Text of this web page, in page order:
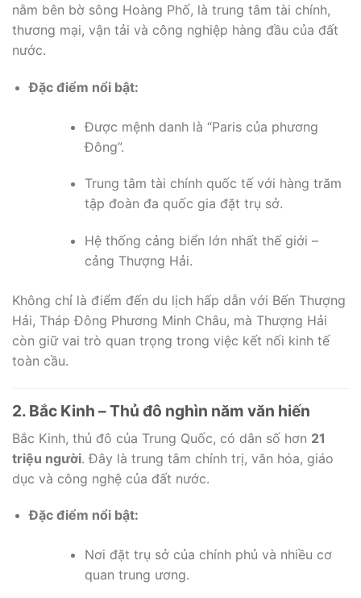
nằm bên bờ sông Hoàng Phố, là trung tâm tài chính,
thương mại, vận tải và công nghiệp hàng đầu của đất
nước.
Đặc điểm nổi bật:
Được mệnh danh là “Paris của phương
Đông”.
Trung tâm tài chính quốc tế với hàng trăm
tập đoàn đa quốc gia đặt trụ sở.
Hệ thống cảng biển lớn nhất thế giới –
cảng Thượng Hải.
Không chỉ là điểm đến du lịch hấp dẫn với Bến Thượng
Hải, Tháp Đông Phương Minh Châu, mà Thượng Hải
còn giữ vai trò quan trọng trong việc kết nối kinh tế
toàn cầu.
2. Bắc Kinh – Thủ đô nghìn năm văn hiến
Bắc Kinh, thủ đô của Trung Quốc, có dân số hơn 21
triệu người. Đây là trung tâm chính trị, văn hóa, giáo
dục và công nghệ của đất nước.
Đặc điểm nổi bật:
Nơi đặt trụ sở của chính phủ và nhiều cơ
quan trung ương.